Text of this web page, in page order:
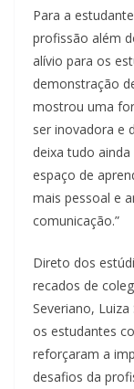
Para a
profissão além
alívio para os
demonstração
mostrou uma
ser inovadora e
deixa tudo
espaço de
mais pessoal e
comunicação.”
Direto dos
recados de
Severiano,
os estudantes
reforçaram a
desafios da